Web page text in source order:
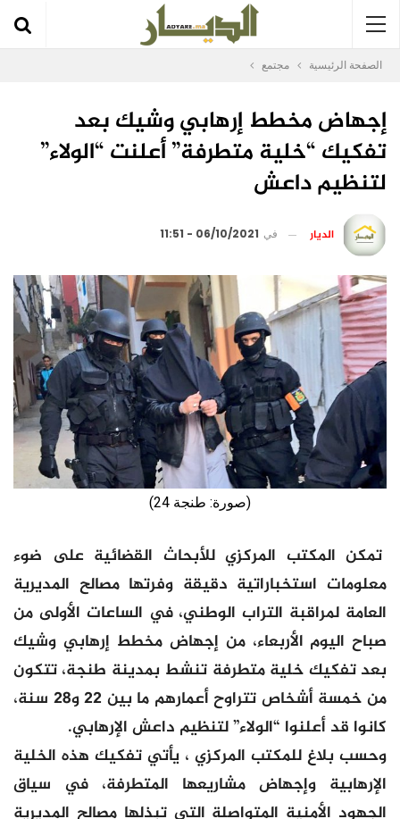
الصفحة الرئيسية مجتمع
إجهاض مخطط إرهابي وشيك بعد
تفكيك “خلية متطرفة” أعلنت “الولاء”
لتنظيم داعش
الديار في 06/10/2021 - 11:51
(صورة: طنجة 24)
تمكن المكتب المركزي للأبحاث القضائية على ضوء
معلومات استخباراتية دقيقة وفرتها مصالح المديرية
العامة لمراقبة التراب الوطني، في الساعات الأولى من
صباح اليوم الأربعاء، من إجهاض مخطط إرهابي وشيك
بعد تفكيك خلية متطرفة تنشط بمدينة طنجة، تتكون
من خمسة أشخاص تتراوح أعمارهم ما بين 22 و28 سنة،
كانوا قد أعلنوا “الولاء” لتنظيم داعش الإرهابي.
وحسب بلاغ للمكتب المركزي ، يأتي تفكيك هذه الخلية
الإرهابية وإجهاض مشاريعها المتطرفة، في سياق